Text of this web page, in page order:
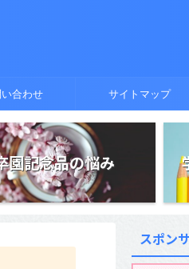
合わせ サイトマップ
園記念品の悩み
スポン